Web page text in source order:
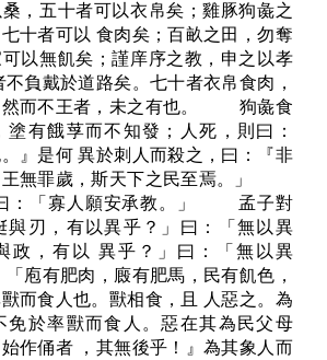
，五十者可以衣帛矣；雞豚狗彘之
十者可以 食肉矣；百畝之田，勿奪
以無飢矣；謹庠序之教，申之以孝
負戴於道路矣。七十者衣帛食肉，
然而不王者，未之有也。 狗彘食
塗有餓莩而不知發；人死，則曰：
。』是何 異於刺人而殺之，曰：『非
王無罪歲，斯天下之民至焉。」
「寡人願安承教。」 孟子對
與刃，有以異乎？」曰：「無以異
政，有以 異乎？」曰：「無以異
有肥肉，廄有肥馬，民有飢色，
而食人也。獸相食，且 人惡之。為
免於率獸而食人。惡在其為民父母
作俑者 ，其無後乎！』為其象人而